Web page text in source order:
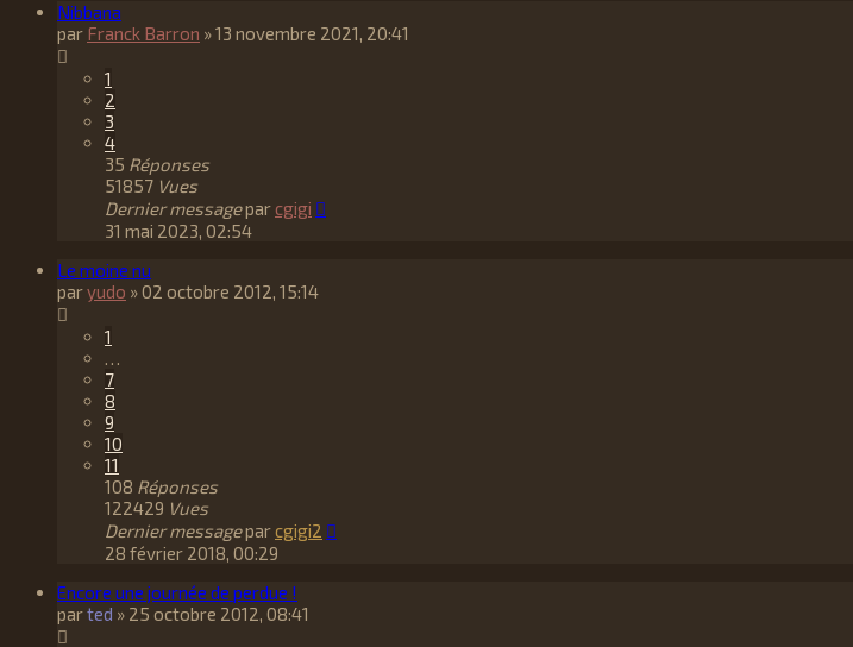
Nibbana
par Franck Barron »13 novembre 2021, 20:41
1
2
3
4
35 Réponses
51857 Vues
Dernier messageparcgigi
31 mai 2023, 02:54
Le moine nu
paryudo »02 octobre 2012, 15:14
1
…
7
8
9
10
11
108 Réponses
122429 Vues
Dernier messageparcgigi2
28 février 2018, 00:29
Encore une journée de perdue !
parted » 25 octobre 2012, 08:41